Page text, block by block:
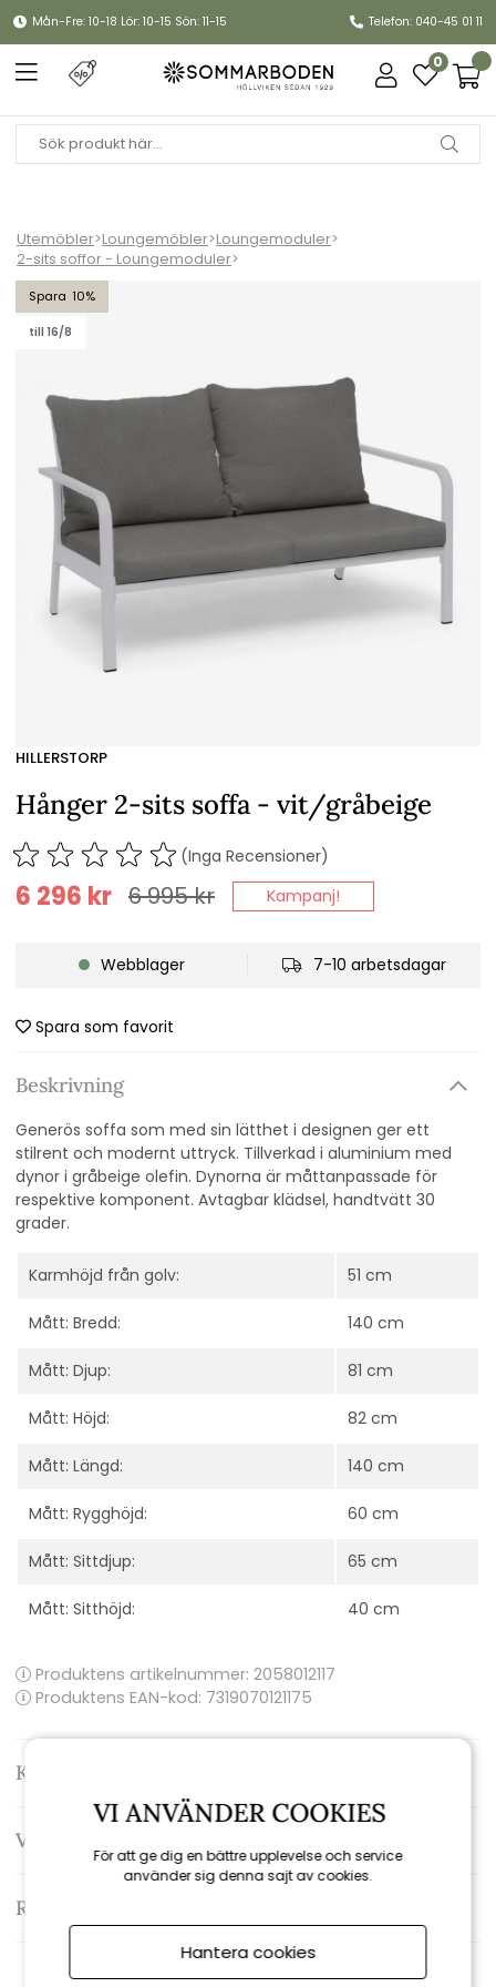
Mån-Fre: 10-18 Lör: 10-15 Sön: 11-15 Telefon: 040-45 01 11
0
Utemöbler>Loungemöbler>Loungemoduler>
2-sits soffor - Loungemoduler>
10
till 16/8
Hånger 2-sits soffa - vit/gråbeige
HILLERSTORP
Hånger 2-sits soffa - vit/gråbeige
(Inga Recensioner)
6 995kr
6 296 kr Kampanj!
Webblager 7-10 arbetsdagar
Spara som favorit
Beskrivning
Generös soffa som med sin lätthet i designen ger ett
stilrent och modernt uttryck. Tillverkad i aluminium med
dynor i gråbeige olefin. Dynorna är måttanpassade för
respektive komponent. Avtagbar klädsel, handtvätt 30
grader.
Karmhöjd från golv: 51 cm
Mått: Bredd: 140 cm
Mått: Djup: 81 cm
Mått: Höjd: 82 cm
Mått: Längd: 140 cm
Mått: Rygghöjd: 60 cm
Mått: Sittdjup: 65 cm
Mått: Sitthöjd: 40 cm
Produktens artikelnummer: 2058012117
Produktens EAN-kod: 7319070121175
Kontakta oss
Varumärke: Hillerstorp
Recensioner
VI ANVÄNDER COOKIES
För att ge dig en bättre upplevelse och service
använder sig denna sajt av cookies.
Hantera cookies